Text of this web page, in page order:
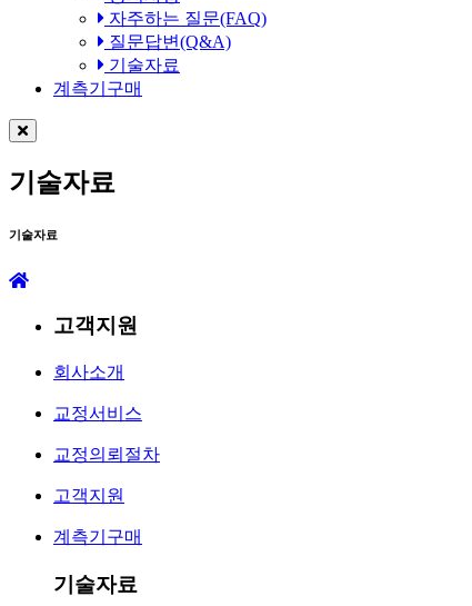
자주하는 질문(FAQ)
질문답변(Q&A)
기술자료
계측기구매
기술자료
기술자료
고객지원
회사소개
교정서비스
교정의뢰절차
고객지원
계측기구매
기술자료